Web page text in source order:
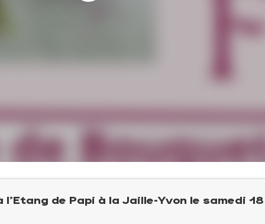
de Papi à la Jaille-Yvon le samedi 18